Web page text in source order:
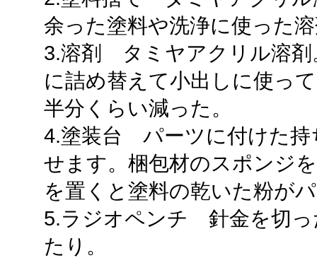
余った塗料や洗浄に使った
3.溶剤 タミヤアクリル溶剤
に詰め替えて小出しに使っ
半分くらい減った。
4.塗装台 パーツに付けた持
せます。梱包材のスポンジ
を置くと塗料の乾いた粉が
5.ラジオペンチ 針金を切っ
たり。